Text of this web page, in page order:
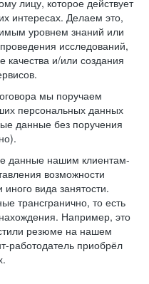
лицу, которое действует
интересах. Делаем это,
уровнем знаний или
исследований,
и/или создания
мы поручаем
персональных данных
данные без поручения
данные нашим клиентам-
возможности
иного вида занятости.
трансгранично, то есть
Например, это
резюме на нашем
работодатель приобрёл